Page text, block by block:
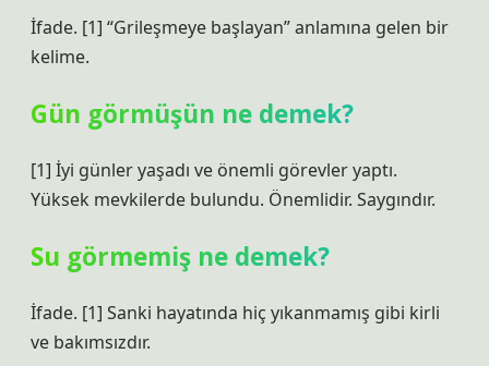
İfade. [1] “Grileşmeye başlayan” anlamına gelen bir
kelime.
Gün görmüşün ne demek?
[1] İyi günler yaşadı ve önemli görevler yaptı.
Yüksek mevkilerde bulundu. Önemlidir. Saygındır.
Su görmemiş ne demek?
İfade. [1] Sanki hayatında hiç yıkanmamış gibi kirli
ve bakımsızdır.